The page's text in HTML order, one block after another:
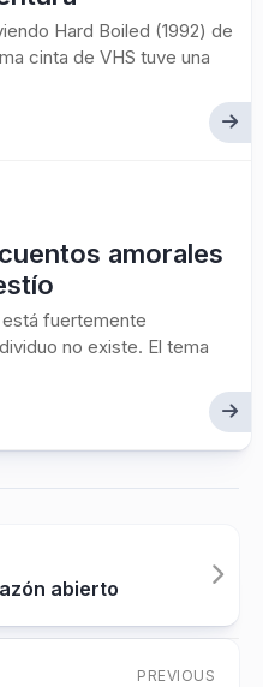
Hard Boiled (1992) de
cinta de VHS tuve una
amorales
está fuertemente
no existe. El tema
abierto
PREVIOUS